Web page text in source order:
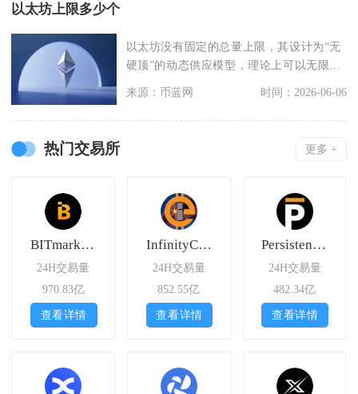
以太坊上限多少个
以太坊没有固定的总量上限，其设计为“无
硬顶”的动态供应模型，理论上可以无限发
来源：币蓝网 时间：2026-06-06
热门交易所 更多 +
BITmarkets
24H交易量
970.83亿
查看详情
InfinityCoin Exchange
24H交易量
852.55亿
查看详情
Persistence DEX
24H交易量
482.34亿
查看详情